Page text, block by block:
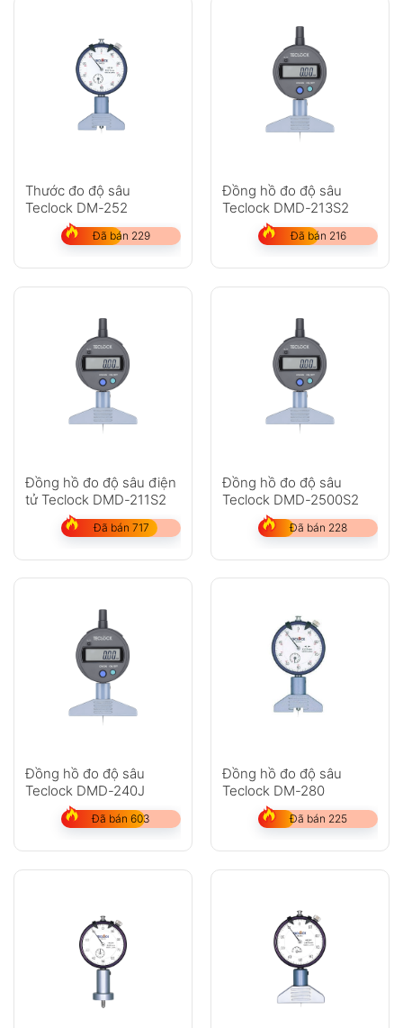
Thước đo độ sâu
Teclock DM-252
Đã bán 229
Đồng hồ đo độ sâu
Teclock DMD-213S2
Đã bán 216
Đồng hồ đo độ sâu điện
tử Teclock DMD-211S2
Đã bán 717
Đồng hồ đo độ sâu
Teclock DMD-2500S2
Đã bán 228
Đồng hồ đo độ sâu
Teclock DMD-240J
Đã bán 603
Đồng hồ đo độ sâu
Teclock DM-280
Đã bán 225